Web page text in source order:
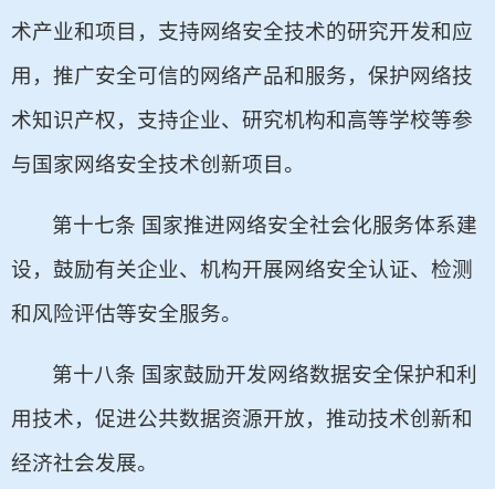
术产业和项目，支持网络安全技术的研究开发和应
用，推广安全可信的网络产品和服务，保护网络技
术知识产权，支持企业、研究机构和高等学校等参
与国家网络安全技术创新项目。
第十七条 国家推进网络安全社会化服务体系建
设，鼓励有关企业、机构开展网络安全认证、检测
和风险评估等安全服务。
第十八条 国家鼓励开发网络数据安全保护和利
用技术，促进公共数据资源开放，推动技术创新和
经济社会发展。